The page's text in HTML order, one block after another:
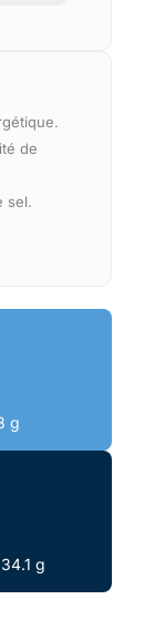
de
sel.
g
34.1 g